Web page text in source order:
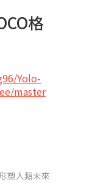
格
Yolo-
master
塑人類未來